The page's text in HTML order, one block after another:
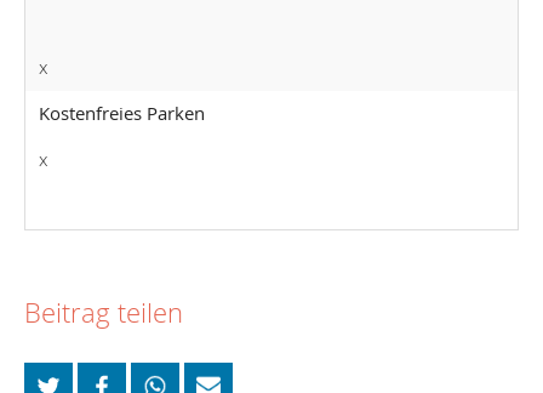
x
Kostenfreies Parken
x
Beitrag teilen